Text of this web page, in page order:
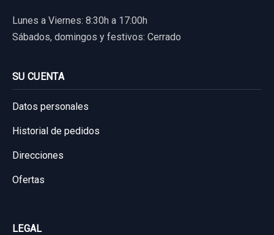
Lunes a Viernes: 8:30h a 17:00h
Sábados, domingos y festivos: Cerrado
SU CUENTA
Datos personales
Historial de pedidos
Direcciones
Ofertas
LEGAL